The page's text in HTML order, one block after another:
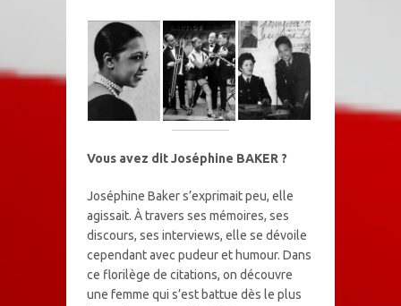
Vous avez dit Joséphine BAKER ?
Joséphine Baker s’exprimait peu, elle
agissait. À travers ses mémoires, ses
discours, ses interviews, elle se dévoile
cependant avec pudeur et humour. Dans
ce florilège de citations, on découvre
une femme qui s’est battue dès le plus